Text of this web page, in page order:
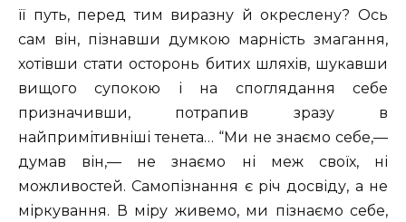
її путь, перед тим виразну й окреслену? Ось
сам він, пізнавши думкою марність змагання,
хотівши стати осторонь битих шляхів, шукавши
вищого супокою і на споглядання себе
призначивши, потрапив зразу в
найпримітивніші тенета… “Ми не знаємо себе,—
думав він,— не знаємо ні меж своїх, ні
можливостей. Самопізнання є річ досвіду, а не
міркування. В міру живемо, ми пізнаємо себе,